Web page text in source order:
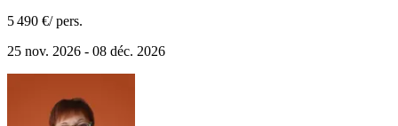
5 490 €/ pers.
25 nov. 2026 - 08 déc. 2026